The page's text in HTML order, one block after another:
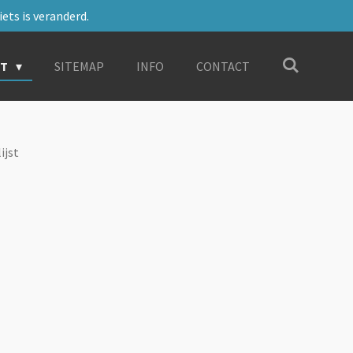
is veranderd.
SITEMAP INFO CONTACT